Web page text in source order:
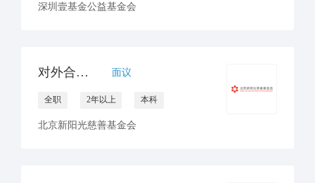
深圳壹基金公益基金会
对外合作官员/经理（公众） 面议
全职 2年以上 本科
北京新阳光慈善基金会